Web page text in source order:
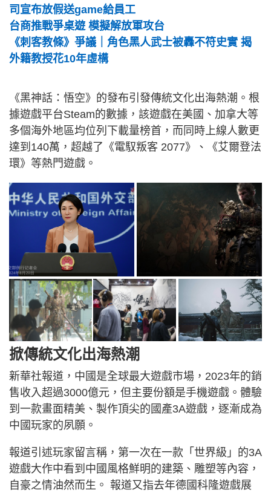
司宣布放假送game給員工
台商推戰爭桌遊 模擬解放軍攻台
《刺客教條》爭議｜角色黑人武士被轟不符史實 揭
外籍教授花10年虛構
《黑神話：悟空》的發布引發傳統文化出海熱潮。根
據遊戲平台Steam的數據，該遊戲在美國、加拿大等
多個海外地區均位列下載量榜首，而同時上線人數更
達到140萬，超越了《電馭叛客 2077》、《艾爾登法
環》等熱門遊戲。
掀傳統文化出海熱潮
新華社報道，中國是全球最大遊戲市場，2023年的銷
售收入超過3000億元，但主要份額是手機遊戲。體驗
到一款畫面精美、製作頂尖的國產3A遊戲，逐漸成為
中國玩家的夙願。
報道引述玩家留言稱，第一次在一款「世界級」的3A
遊戲大作中看到中國風格鮮明的建築、雕塑等內容，
自豪之情油然而生。 報道又指去年德國科隆遊戲展